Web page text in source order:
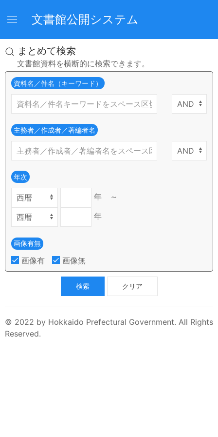
文書館公開システム
まとめて検索
文書館資料を横断的に検索できます。
資料名／件名（キーワード）
主務者／作成者／著編者名
年次
年
～
年
画像有無
画像有 画像無
検索 クリア
© 2022 by Hokkaido Prefectural Government. All Rights
Reserved.